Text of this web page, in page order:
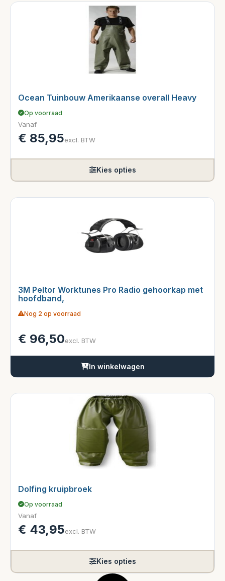
Ocean Tuinbouw Amerikaanse overall Heavy
Op voorraad
Vanaf
€ 85,95excl. BTW
Kies opties
3M Peltor Worktunes Pro Radio gehoorkap met
hoofdband,
Nog 2 op voorraad
€ 96,50excl. BTW
In winkelwagen
Dolfing kruipbroek
Op voorraad
Vanaf
€ 43,95excl. BTW
Kies opties